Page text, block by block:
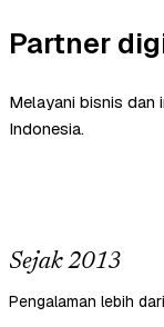
Partner
Melayani bisnis dan
Indonesia.
Sejak 2013
Pengalaman lebih